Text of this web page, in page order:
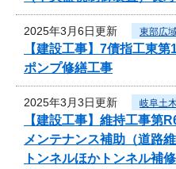
2025年3月6日更新 東部広
【建設工事】7債指工東
ポンプ修繕工事
2025年3月3日更新 岐阜土
【建設工事】維持工事
メンテナンス補助（道路
トンネルほかトンネル補